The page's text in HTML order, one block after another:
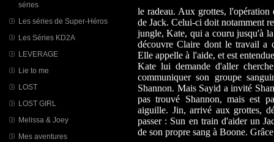
séries
Les séries de Super-Héros
Les Séries KD2A
LEVERAGE
Lie to me
LOST
LOST GIRL
Melissa & Joey
Mes aventures
le radeau. Aux grottes, l'opération
de Jack. Celui-ci doit notamment
jungle, Kate, qui a couru jusqu'à
découvre Claire dont le travail a
Elle appelle à l'aide, et est
Kate lui demande d'aller
communiquer son groupe
Shannon. Mais Sayid a invité
pas trouvé Shannon, mais est
aiguille. Jin, arrivé aux grottes,
passer : Sun en train d'aider un
de son propre sang à Boone.